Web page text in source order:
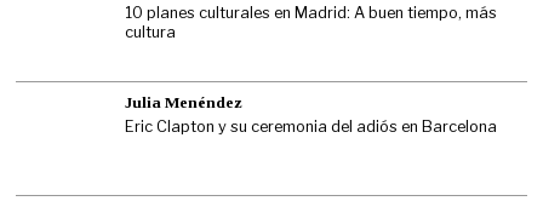
10 planes culturales en Madrid: A buen tiempo, más
cultura
Julia Menéndez
Eric Clapton y su ceremonia del adiós en Barcelona